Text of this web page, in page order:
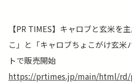
【PR TIMES】キャロブと玄米を
こ」と「キャロブちょこがけ玄
トで販売開始
https://prtimes.jp/main/html/rd/